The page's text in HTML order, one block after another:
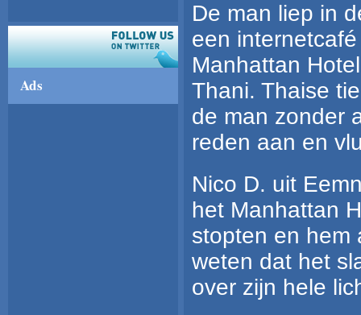
Ads
De man liep in
een
Manhattan
Thani. Thaise
de man zonder
reden aan en
Nico D. uit
het Manhattan
stopten en hem
weten dat het
over zijn hele